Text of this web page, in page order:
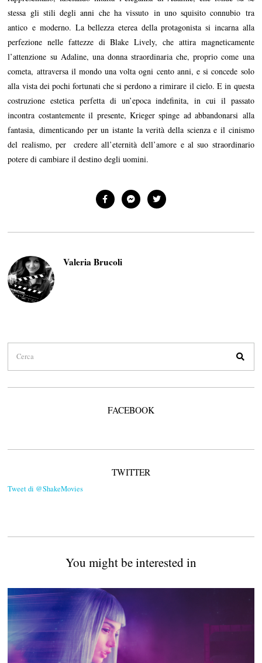
stessa gli stili degli anni che ha vissuto in uno squisito connubio tra
antico e moderno. La bellezza eterea della protagonista si incarna alla
perfezione nelle fattezze di Blake Lively, che attira magneticamente
l’attenzione su Adaline, una donna straordinaria che, proprio come una
cometa, attraversa il mondo una volta ogni cento anni, e si concede solo
alla vista dei pochi fortunati che si perdono a rimirare il cielo. E in questa
costruzione estetica perfetta di un’epoca indefinita, in cui il passato
incontra costantemente il presente, Krieger spinge ad abbandonarsi alla
fantasia, dimenticando per un istante la verità della scienza e il cinismo
del realismo, per credere all’eternità dell’amore e al suo straordinario
potere di cambiare il destino degli uomini.
Valeria Brucoli
FACEBOOK
TWITTER
Tweet di @ShakeMovies
You might be interested in